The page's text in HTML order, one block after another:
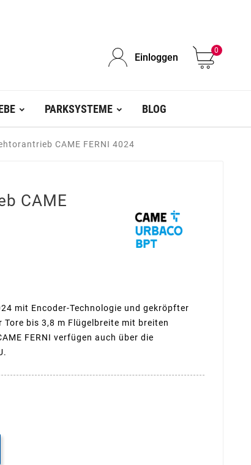
Einloggen
0
PARKSYSTEME BLOG
CAME FERNI 4024
CAME
mit Encoder-Technologie und gekröpfter
bis 3,8 m Flügelbreite mit breiten
FERNI verfügen auch über die